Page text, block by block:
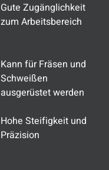
Gute Zugänglichkeit
zum Arbeitsbereich
Kann für Fräsen und
Schweißen
ausgerüstet werden
Hohe Steifigkeit und
Präzision